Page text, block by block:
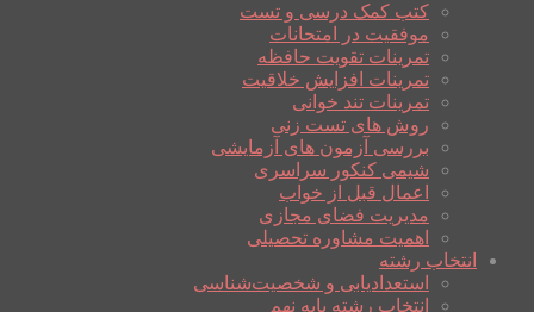
کتب کمک درسی و تست
موفقیت در امتحانات
تمرینات تقویت حافظه
تمرینات افزایش خلاقیت
تمرینات تند خوانی
روش های تست زنی
بررسی آزمون های آزمایشی
شیمی کنکور سراسری
اعمال قبل از خواب
مدیریت فضای مجازی
اهمیت مشاوره تحصیلی
انتخاب رشته
استعدادیابی و شخصیت‌شناسی
انتخاب رشته پایه نهم